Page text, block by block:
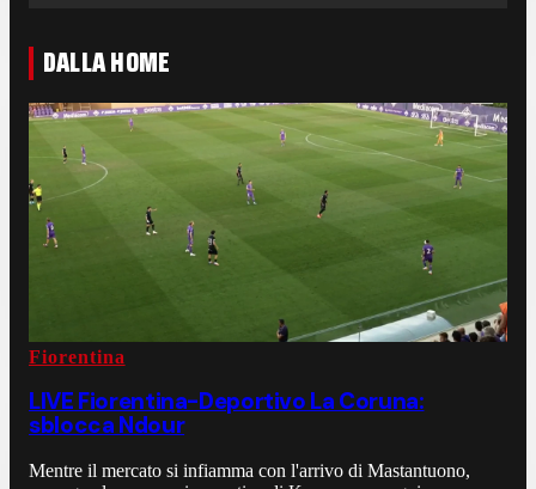
DALLA HOME
Fiorentina
LIVE Fiorentina-Deportivo La Coruna:
sblocca Ndour
Mentre il mercato si infiamma con l'arrivo di Mastantuono,